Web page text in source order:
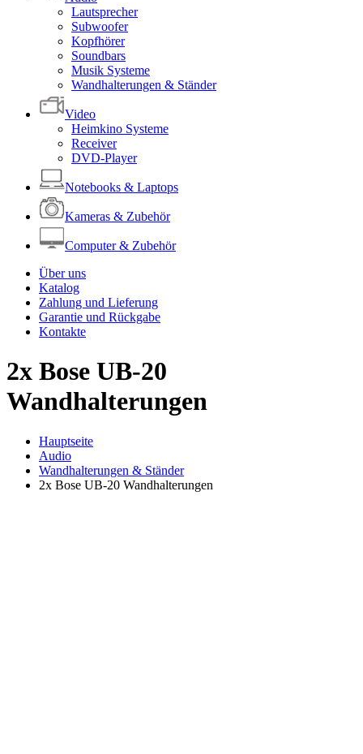
Lautsprecher
Subwoofer
Kopfhörer
Soundbars
Musik Systeme
Wandhalterungen & Ständer
Video
Heimkino Systeme
Receiver
DVD-Player
Notebooks & Laptops
Kameras & Zubehör
Computer & Zubehör
Über uns
Katalog
Zahlung und Lieferung
Garantie und Rückgabe
Kontakte
2x Bose UB-20
Wandhalterungen
Hauptseite
Audio
Wandhalterungen & Ständer
2x Bose UB-20 Wandhalterungen